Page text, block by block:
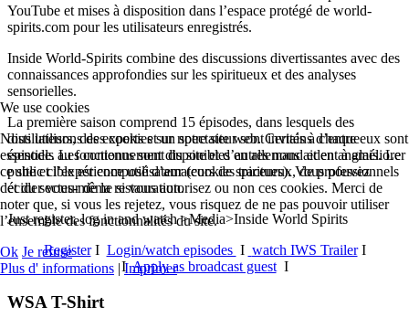
YouTube et mises à disposition dans l’espace protégé de world-
spirits.com pour les utilisateurs enregistrés.
Inside World-Spirits combine des discussions divertissantes avec des
connaissances approfondies sur les spiritueux et des analyses
sensorielles.
La première saison comprend 15 épisodes, dans lesquels des
distillateurs, des experts et un spectateur sont invités à chaque
épisode. Les contenus sont disponibles en allemand et en anglais. Le
public cible est composé d’amateurs de spiritueux, de professionnels
et du secteur de la restauration.
Just register, log in and watch >Media>Inside World Spirits
RegisterI Login/watch episodes I watch IWS TrailerI
IApply as broadcast guestI
WSA T-Shirt
We use cookies
Nous utilisons des cookies sur notre site web. Certains d’entre eux sont
essentiels au fonctionnement du site et d’autres nous aident à améliorer
ce site et l’expérience utilisateur (cookies traceurs). Vous pouvez
décider vous-même si vous autorisez ou non ces cookies. Merci de
noter que, si vous les rejetez, vous risquez de ne pas pouvoir utiliser
l’ensemble des fonctionnalités du site.
Ok Je refuse
Plus d' informations |Imprimer